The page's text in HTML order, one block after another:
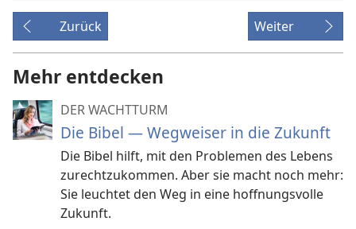
Zurück Weiter
Mehr entdecken
DER WACHTTURM
Die Bibel — Wegweiser in die Zukunft
Die Bibel hilft, mit den Problemen des Lebens
zurechtzukommen. Aber sie macht noch mehr:
Sie leuchtet den Weg in eine hoffnungsvolle
Zukunft.